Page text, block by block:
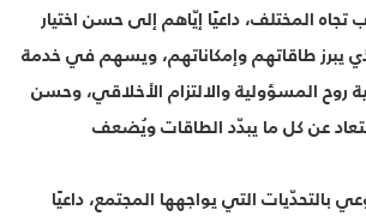
المختلف، داعيًا إيّاهم إلى حسن اختيار
يبرز طاقاتهم وإمكاناتهم، ويسهم في خدمة
روح المسؤولية والالتزام الأخلاقي، وحسن
عن كل ما يبدّد الطاقات ويُضعف
بالتحدّيات التي يواجهها المجتمع، داعيًا